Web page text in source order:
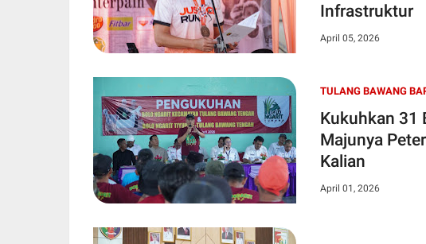
Infrastruktur
April 05, 2026
TULANG BAWANG
Kukuhkan 31
Majunya
Kalian
April 01, 2026